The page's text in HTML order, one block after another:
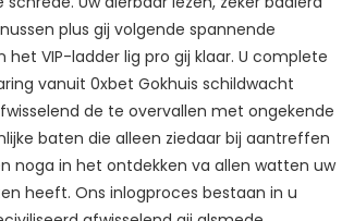
plus gij volgende spannende
het VIP-ladder lig pro gij klaar. U complete
vanuit 0xbet Gokhuis schildwacht
de te overvallen met ongekende
baten die alleen ziedaar bij aantreffen
noga in het ontdekken va allen watten uw
heeft. Ons inlogproces bestaan in u